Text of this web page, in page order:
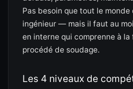
Pas besoin que tout le monde
ingénieur — mais il faut au
en interne qui comprenne à
procédé de soudage.
Les 4 niveaux de